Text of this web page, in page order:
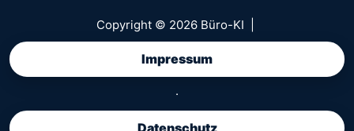
Copyright © 2026 Büro-KI |
Impressum
·
Datenschutz